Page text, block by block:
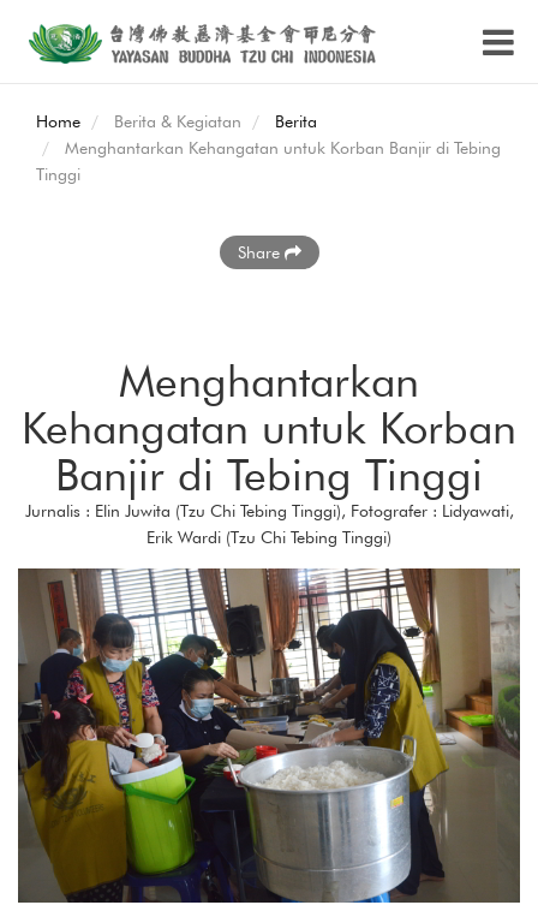
Home Berita & Kegiatan
Berita
Menghantarkan Kehangatan untuk Korban Banjir di Tebing
Tinggi
Share
Menghantarkan
Kehangatan untuk Korban
Banjir di Tebing Tinggi
Jurnalis : Elin Juwita (Tzu Chi Tebing Tinggi), Fotografer : Lidyawati,
Erik Wardi (Tzu Chi Tebing Tinggi)